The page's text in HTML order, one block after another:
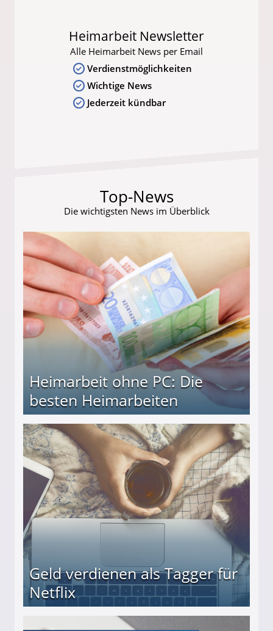
Heimarbeit Newsletter
Alle Heimarbeit News per Email
Verdienstmöglichkeiten
Wichtige News
Jederzeit kündbar
Top-News
Die wichtigsten News im Überblick
Heimarbeit ohne PC: Die
besten Heimarbeiten
Geld verdienen als Tagger für
Netflix